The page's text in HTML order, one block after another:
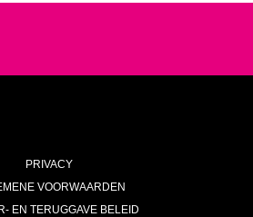
PRIVACY
VOORWAARDEN
EN TERUGGAVE BELEID